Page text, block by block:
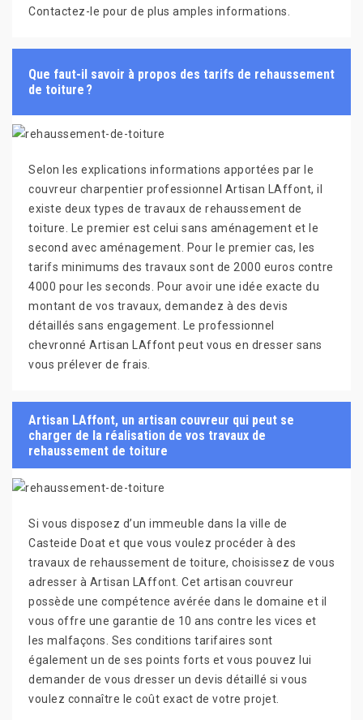
Contactez-le pour de plus amples informations.
Que faut-il savoir à propos des tarifs de rehaussement
de toiture ?
Selon les explications informations apportées par le
couvreur charpentier professionnel Artisan LAffont, il
existe deux types de travaux de rehaussement de
toiture. Le premier est celui sans aménagement et le
second avec aménagement. Pour le premier cas, les
tarifs minimums des travaux sont de 2000 euros contre
4000 pour les seconds. Pour avoir une idée exacte du
montant de vos travaux, demandez à des devis
détaillés sans engagement. Le professionnel
chevronné Artisan LAffont peut vous en dresser sans
vous prélever de frais.
Artisan LAffont, un artisan couvreur qui peut se
charger de la réalisation de vos travaux de
rehaussement de toiture
Si vous disposez d’un immeuble dans la ville de
Casteide Doat et que vous voulez procéder à des
travaux de rehaussement de toiture, choisissez de vous
adresser à Artisan LAffont. Cet artisan couvreur
possède une compétence avérée dans le domaine et il
vous offre une garantie de 10 ans contre les vices et
les malfaçons. Ses conditions tarifaires sont
également un de ses points forts et vous pouvez lui
demander de vous dresser un devis détaillé si vous
voulez connaître le coût exact de votre projet.